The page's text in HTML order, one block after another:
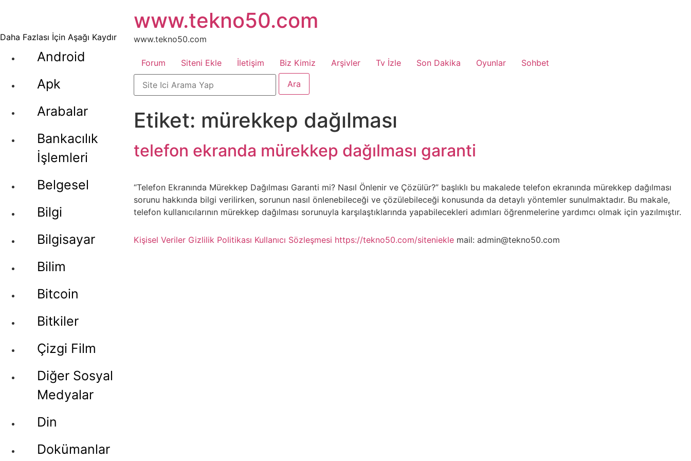
Daha Fazlası İçin Aşağı Kaydır
Android
Apk
Arabalar
Bankacılık
İşlemleri
Belgesel
Bilgi
Bilgisayar
Bilim
Bitcoin
Bitkiler
Çizgi Film
Diğer Sosyal
Medyalar
Din
Dokümanlar
atla
www.tekno50.com
www.tekno50.com
Forum Siteni Ekle İletişim Biz Kimiz Arşivler Tv İzle Son Dakika Oyunlar Sohbet
Etiket: mürekkep dağılması
telefon ekranda mürekkep dağılması garanti
“Telefon Ekranında Mürekkep Dağılması Garanti mi? Nasıl Önlenir ve Çözülür?” başlıklı bu makalede telefon ekranında mürekkep dağılması
sorunu hakkında bilgi verilirken, sorunun nasıl önlenebileceği ve çözülebileceği konusunda da detaylı yöntemler sunulmaktadır. Bu makale,
telefon kullanıcılarının mürekkep dağılması sorunuyla karşılaştıklarında yapabilecekleri adımları öğrenmelerine yardımcı olmak için yazılmıştır.
Kişisel Veriler Gizlilik Politikası Kullanıcı Sözleşmesi https://tekno50.com/siteniekle mail: admin@tekno50.com